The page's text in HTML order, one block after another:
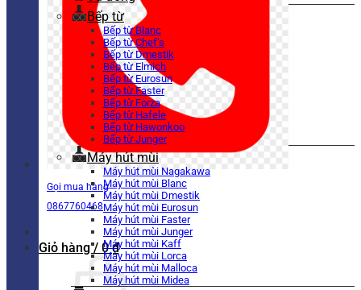
Gọi mua hàng
0867760468
Giỏ hàng / 0₫
Bếp từ
Bếp từ Blanc
Bếp từ Chef’s
Bếp từ Dmestik
Bếp từ Elmich
Bếp từ Eurosun
Bếp từ Faster
Bếp từ Forza
Bếp từ Hafele
Bếp từ Hawonkoo
Bếp từ Junger
Máy hút mùi
Máy hút mùi Nagakawa
Máy hút mùi Blanc
Máy hút mùi Dmestik
Máy hút mùi Eurosun
Máy hút mùi Faster
Máy hút mùi Junger
Máy hút mùi Kaff
Máy hút mùi Lorca
Máy hút mùi Malloca
Máy hút mùi Midea